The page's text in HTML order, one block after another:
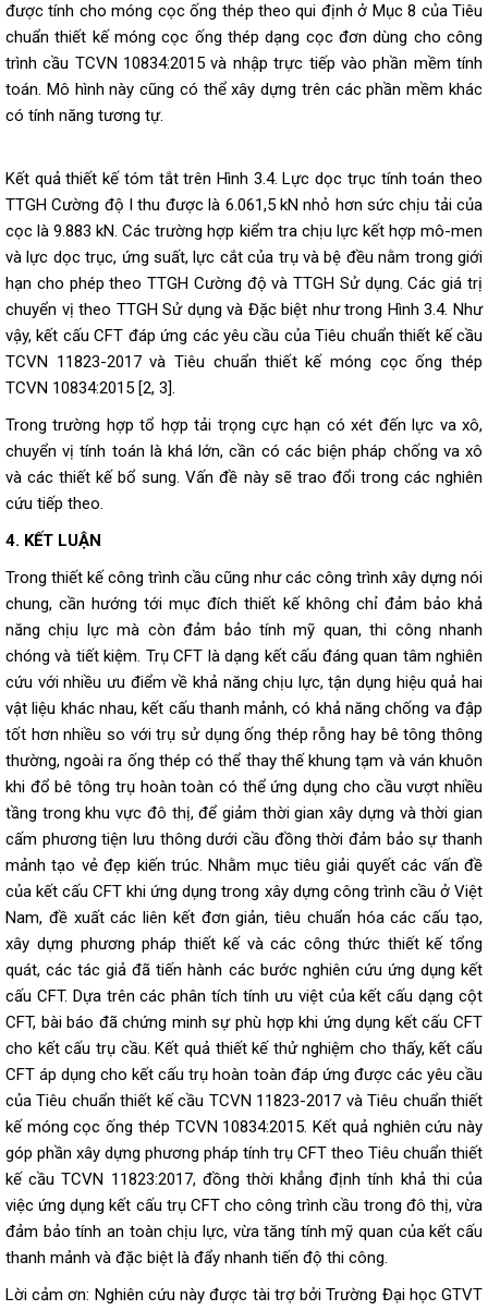
được tính cho móng cọc ống thép theo qui định ở Mục 8 của Tiêu
chuẩn thiết kế móng cọc ống thép dạng cọc đơn dùng cho công
trình cầu TCVN 10834:2015 và nhập trực tiếp vào phần mềm tính
toán. Mô hình này cũng có thể xây dựng trên các phần mềm khác
có tính năng tương tự.
Kết quả thiết kế tóm tắt trên Hình 3.4. Lực dọc trục tính toán theo
TTGH Cường độ I thu được là 6.061,5 kN nhỏ hơn sức chịu tải của
cọc là 9.883 kN. Các trường hợp kiểm tra chịu lực kết hợp mô-men
và lực dọc trục, ứng suất, lực cắt của trụ và bệ đều nằm trong giới
hạn cho phép theo TTGH Cường độ và TTGH Sử dụng. Các giá trị
chuyển vị theo TTGH Sử dụng và Đặc biệt như trong Hình 3.4. Như
vậy, kết cấu CFT đáp ứng các yêu cầu của Tiêu chuẩn thiết kế cầu
TCVN 11823-2017 và Tiêu chuẩn thiết kế móng cọc ống thép
TCVN 10834:2015 [2, 3].
Trong trường hợp tổ hợp tải trọng cực hạn có xét đến lực va xô,
chuyển vị tính toán là khá lớn, cần có các biện pháp chống va xô
và các thiết kế bổ sung. Vấn đề này sẽ trao đổi trong các nghiên
cứu tiếp theo.
4. KẾT LUẬN
Trong thiết kế công trình cầu cũng như các công trình xây dựng nói
chung, cần hướng tới mục đích thiết kế không chỉ đảm bảo khả
năng chịu lực mà còn đảm bảo tính mỹ quan, thi công nhanh
chóng và tiết kiệm. Trụ CFT là dạng kết cấu đáng quan tâm nghiên
cứu với nhiều ưu điểm về khả năng chịu lực, tận dụng hiệu quả hai
vật liệu khác nhau, kết cấu thanh mảnh, có khả năng chống va đập
tốt hơn nhiều so với trụ sử dụng ống thép rỗng hay bê tông thông
thường, ngoài ra ống thép có thể thay thế khung tạm và ván khuôn
khi đổ bê tông trụ hoàn toàn có thể ứng dụng cho cầu vượt nhiều
tầng trong khu vực đô thị, để giảm thời gian xây dựng và thời gian
cấm phương tiện lưu thông dưới cầu đồng thời đảm bảo sự thanh
mảnh tạo vẻ đẹp kiến trúc. Nhằm mục tiêu giải quyết các vấn đề
của kết cấu CFT khi ứng dụng trong xây dựng công trình cầu ở Việt
Nam, đề xuất các liên kết đơn giản, tiêu chuẩn hóa các cấu tạo,
xây dựng phương pháp thiết kế và các công thức thiết kế tổng
quát, các tác giả đã tiến hành các bước nghiên cứu ứng dụng kết
cấu CFT. Dựa trên các phân tích tính ưu việt của kết cấu dạng cột
CFT, bài báo đã chứng minh sự phù hợp khi ứng dụng kết cấu CFT
cho kết cấu trụ cầu. Kết quả thiết kế thử nghiệm cho thấy, kết cấu
CFT áp dụng cho kết cấu trụ hoàn toàn đáp ứng được các yêu cầu
của Tiêu chuẩn thiết kế cầu TCVN 11823-2017 và Tiêu chuẩn thiết
kế móng cọc ống thép TCVN 10834:2015. Kết quả nghiên cứu này
góp phần xây dựng phương pháp tính trụ CFT theo Tiêu chuẩn thiết
kế cầu TCVN 11823:2017, đồng thời khẳng định tính khả thi của
việc ứng dụng kết cấu trụ CFT cho công trình cầu trong đô thị, vừa
đảm bảo tính an toàn chịu lực, vừa tăng tính mỹ quan của kết cấu
thanh mảnh và đặc biệt là đẩy nhanh tiến độ thi công.
Lời cảm ơn: Nghiên cứu này được tài trợ bởi Trường Đại học GTVT